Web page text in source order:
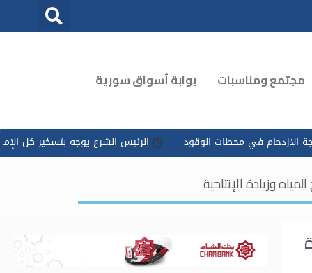
مجتمع ومناسبات بوابة أسواق سورية
في محطات الوقود الرئيس الشرع يوجه بتسخير كل